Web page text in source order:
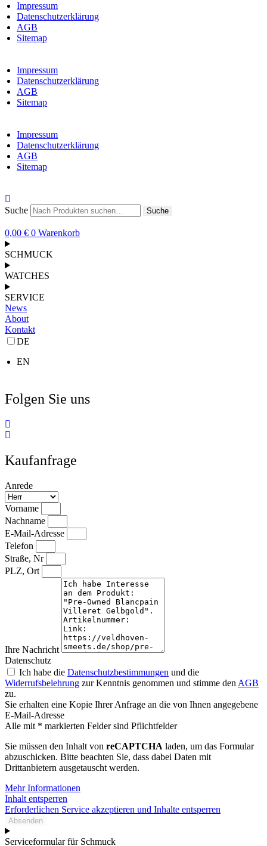
Impressum
Datenschutzerklärung
AGB
Sitemap
Impressum
Datenschutzerklärung
AGB
Sitemap
Impressum
Datenschutzerklärung
AGB
Sitemap
Suche Suche
0,00 € 0 Warenkorb
SCHMUCK
WATCHES
SERVICE
News
About
Kontakt
DE
EN
Folgen Sie uns
Kaufanfrage
Anrede
Vorname
Nachname
E-Mail-Adresse
Telefon
Straße, Nr
PLZ, Ort
Ihre Nachricht
Datenschutz
Ich habe die Datenschutzbestimmungen und die
Widerrufsbelehrung zur Kenntnis genommen und stimme den AGB
zu.
Sie erhalten eine Kopie Ihrer Anfrage an die von Ihnen angegebene
E-Mail-Adresse
Alle mit * markierten Felder sind Pflichtfelder
Sie müssen den Inhalt von reCAPTCHA laden, um das Formular
abzuschicken. Bitte beachten Sie, dass dabei Daten mit
Drittanbietern ausgetauscht werden.
Mehr Informationen
Inhalt entsperren
Erforderlichen Service akzeptieren und Inhalte entsperren
Absenden
Serviceformular für Schmuck